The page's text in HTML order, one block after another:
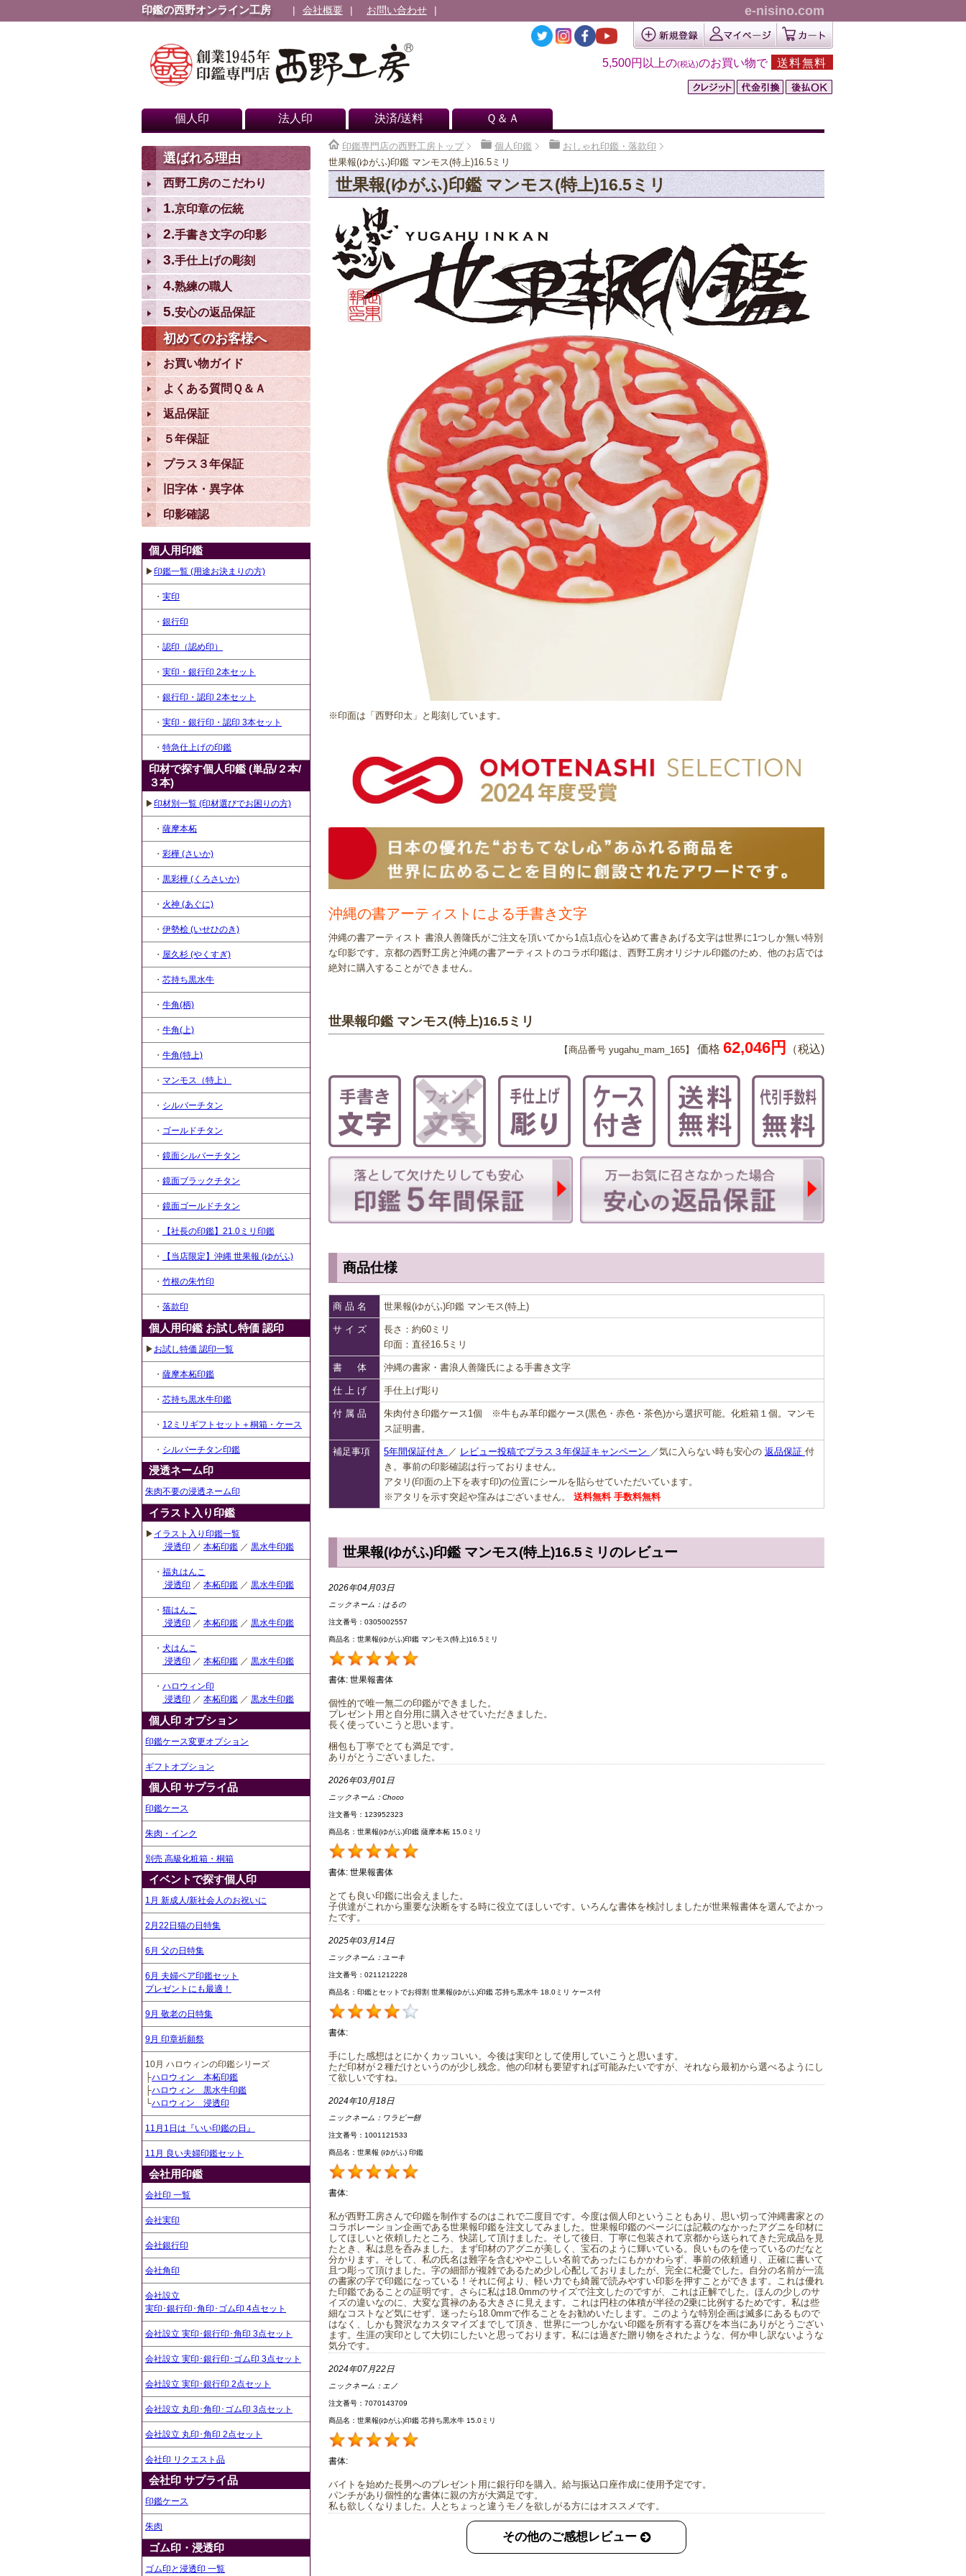
印鑑の西野オンライン工房 会社概要 お問い合わせ e-nisino.com
5,500円以上の(税込)のお買い物で 送料無料
個人印 法人印 決済/送料 Ｑ＆Ａ
選ばれる理由
西野工房のこだわり
1.京印章の伝統
2.手書き文字の印影
3.手仕上げの彫刻
4.熟練の職人
5.安心の返品保証
初めてのお客様へ
お買い物ガイド
よくある質問Ｑ＆Ａ
返品保証
５年保証
プラス３年保証
旧字体・異字体
印影確認
個人用印鑑
▶印鑑一覧 (用途お決まりの方)
・ 実印
・ 銀行印
・ 認印（認め印）
・ 実印・銀行印 2本セット
・ 銀行印・認印 2本セット
・ 実印・銀行印・認印 3本セット
・ 特急仕上げの印鑑
印材で探す個人印鑑 (単品/２本/
３本)
▶印材別一覧 (印材選びでお困りの方)
・ 薩摩本柘
・ 彩樺 (さいか)
・ 黒彩樺 (くろさいか)
・ 火神 (あぐに)
・ 伊勢桧 (いせひのき)
・ 屋久杉 (やくすぎ)
・ 芯持ち黒水牛
・ 牛角(柄)
・ 牛角(上)
・ 牛角(特上)
・ マンモス（特上）
・ シルバーチタン
・ ゴールドチタン
・ 鏡面シルバーチタン
・ 鏡面ブラックチタン
・ 鏡面ゴールドチタン
・ 【社長の印鑑】21.0ミリ印鑑
・ 【当店限定】沖縄 世果報 (ゆがふ)
・ 竹根の朱竹印
・ 落款印
個人用印鑑 お試し特価 認印
▶ お試し特価 認印一覧
・ 薩摩本柘印鑑
・ 芯持ち黒水牛印鑑
・ 12ミリギフトセット＋桐箱・ケース
・ シルバーチタン印鑑
浸透ネーム印
朱肉不要の浸透ネーム印
イラスト入り印鑑
▶ イラスト入り印鑑一覧
浸透印 ／ 本柘印鑑 ／ 黒水牛印鑑
・ 福丸はんこ
浸透印 ／ 本柘印鑑 ／ 黒水牛印鑑
・ 猫はんこ
浸透印 ／ 本柘印鑑 ／ 黒水牛印鑑
・ 犬はんこ
浸透印 ／ 本柘印鑑 ／ 黒水牛印鑑
・ ハロウィン印
浸透印 ／ 本柘印鑑 ／ 黒水牛印鑑
個人印 オプション
印鑑ケース変更オプション
ギフトオプション
個人印 サプライ品
印鑑ケース
朱肉・インク
別売 高級化粧箱・桐箱
イベントで探す個人印
1月 新成人/新社会人のお祝いに
2月22日猫の日特集
6月 父の日特集
6月 夫婦ペア印鑑セット
プレゼントにも最適！
9月 敬老の日特集
9月 印章祈願祭
10月 ハロウィンの印鑑シリーズ
├ハロウィン 本柘印鑑
├ハロウィン 黒水牛印鑑
└ハロウィン 浸透印
11月1日は『いい印鑑の日』
11月 良い夫婦印鑑セット
会社用印鑑
会社印 一覧
会社実印
会社銀行印
会社角印
会社設立
実印･銀行印･角印･ゴム印 4点セット
会社設立 実印･銀行印･角印 3点セット
会社設立 実印･銀行印･ゴム印 3点セット
会社設立 実印･銀行印 2点セット
会社設立 丸印･角印･ゴム印 3点セット
会社設立 丸印･角印 2点セット
会社印 リクエスト品
会社印 サプライ品
印鑑ケース
朱肉
ゴム印・浸透印
ゴム印と浸透印 一覧
印鑑専門店の西野工房トップ 個人印鑑
おしゃれ印鑑・落款印
世果報(ゆがふ)印鑑 マンモス(特上)16.5ミリ
世果報(ゆがふ)印鑑 マンモス(特上)16.5ミリ
※印面は「西野印太」と彫刻しています。
沖縄の書アーティストによる手書き文字
沖縄の書アーティスト 書浪人善隆氏がご注文を頂いてから1点1点心を込めて書きあげる文字は世界に1つしか無い特別
な印影です。京都の西野工房と沖縄の書アーティストのコラボ印鑑は、西野工房オリジナル印鑑のため、他のお店では
絶対に購入することができません。
世果報印鑑 マンモス(特上)16.5ミリ
【商品番号 yugahu_mam_165】 価格 62,046円 （税込)
商品仕様
商 品 名 世果報(ゆがふ)印鑑 マンモス(特上)
サ イ ズ
長さ：約60ミリ
印面：直径16.5ミリ
書 体 沖縄の書家・書浪人善隆氏による手書き文字
仕 上 げ 手仕上げ彫り
付 属 品
朱肉付き印鑑ケース1個 ※牛もみ革印鑑ケース(黒色・赤色・茶色)から選択可能。化粧箱１個。マンモ
ス証明書。
補足事項 5年間保証付き ／ レビュー投稿でプラス３年保証キャンペーン ／気に入らない時も安心の 返品保証 付
き。事前の印影確認は行っておりません。
アタリ(印面の上下を表す印)の位置にシールを貼らせていただいています。
※アタリを示す突起や窪みはございません。 送料無料 手数料無料
世果報(ゆがふ)印鑑 マンモス(特上)16.5ミリのレビュー
2026年04月03日
ニックネーム： はるの
注文番号：0305002557
商品名：世果報(ゆがふ)印鑑 マンモス(特上)16.5ミリ
書体: 世果報書体
個性的で唯一無二の印鑑ができました。
プレゼント用と自分用に購入させていただきました。
長く使っていこうと思います。
梱包も丁寧でとても満足です。
ありがとうございました。
2026年03月01日
ニックネーム： Choco
注文番号：123952323
商品名：世果報(ゆがふ)印鑑 薩摩本柘 15.0ミリ
書体: 世果報書体
とても良い印鑑に出会えました。
子供達がこれから重要な決断をする時に役立てほしいです。いろんな書体を検討しましたが世果報書体を選んでよかっ
たです。
2025年03月14日
ニックネーム： ユーキ
注文番号：0211212228
商品名：印鑑とセットでお得割 世果報(ゆがふ)印鑑 芯持ち黒水牛 18.0ミリ ケース付
書体:
手にした感想はとにかくカッコいい。今後は実印として使用していこうと思います。
ただ印材が２種だけというのが少し残念。他の印材も要望すれば可能みたいですが、それなら最初から選べるようにし
て欲しいですね。
2024年10月18日
ニックネーム： ワラビー餅
注文番号：1001121533
商品名：世果報 (ゆがふ) 印鑑
書体:
私が西野工房さんで印鑑を制作するのはこれで二度目です。今度は個人印ということもあり、思い切って沖縄書家との
コラボレーション企画である世果報印鑑を注文してみました。世果報印鑑のページには記載のなかったアグニを印材に
してほしいと依頼したところ、快諾して頂けました。そして後日、丁寧に包装されて京都から送られてきた完成品を見
たとき、私は息を呑みました。まず印材のアグニが美しく、宝石のように輝いている。良いものを使っているのだなと
分かります。そして、私の氏名は難字を含むややこしい名前であったにもかかわらず、事前の依頼通り、正確に書いて
且つ彫って頂けました。字の細部が複雑であるため少し心配しておりましたが、完全に杞憂でした。自分の名前が一流
の書家の字で印鑑になっている！それに何より、軽い力でも綺麗で読みやすい印影を押すことができます。これは優れ
た印鑑であることの証明です。さらに私は18.0mmのサイズで注文したのですが、これは正解でした。ほんの少しのサ
イズの違いなのに、大変な貫禄のある大きさに見えます。これは円柱の体積が半径の2乗に比例するためです。私は些
細なコストなど気にせず、迷ったら18.0mmで作ることをお勧めいたします。このような特別企画は滅多にあるもので
はなく、しかも贅沢なカスタマイズまでして頂き、世界に一つしかない印鑑を所有する喜びを本当にありがとうござい
ます。生涯の実印として大切にしたいと思っております。私には過ぎた贈り物をされたような、何か申し訳ないような
気分です。
2024年07月22日
ニックネーム： エノ
注文番号：7070143709
商品名：世果報(ゆがふ)印鑑 芯持ち黒水牛 15.0ミリ
書体:
バイトを始めた長男へのプレゼント用に銀行印を購入。給与振込口座作成に使用予定です。
パンチがあり個性的な書体に親の方が大満足です。
私も欲しくなりました。人とちょっと違うモノを欲しがる方にはオススメです。
その他のご感想レビュー